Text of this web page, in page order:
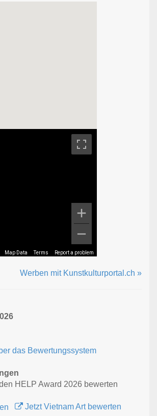
Map Data Terms Report a problem
Werben mit Kunstkulturportal.ch »
das Bewertungssystem
HELP Award 2026 bewerten
Jetzt Vietnam Art bewerten